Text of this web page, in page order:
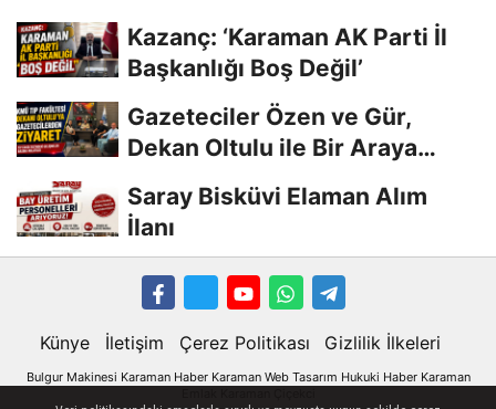
Kazanç: ‘Karaman AK Parti İl
Başkanlığı Boş Değil’
Gazeteciler Özen ve Gür,
Dekan Oltulu ile Bir Araya
Saray Bisküvi Elaman Alım
İlanı
Künye İletişim Çerez Politikası Gizlilik İlkeleri
Bulgur Makinesi Karaman Haber Karaman Web Tasarım Hukuki Haber Karaman